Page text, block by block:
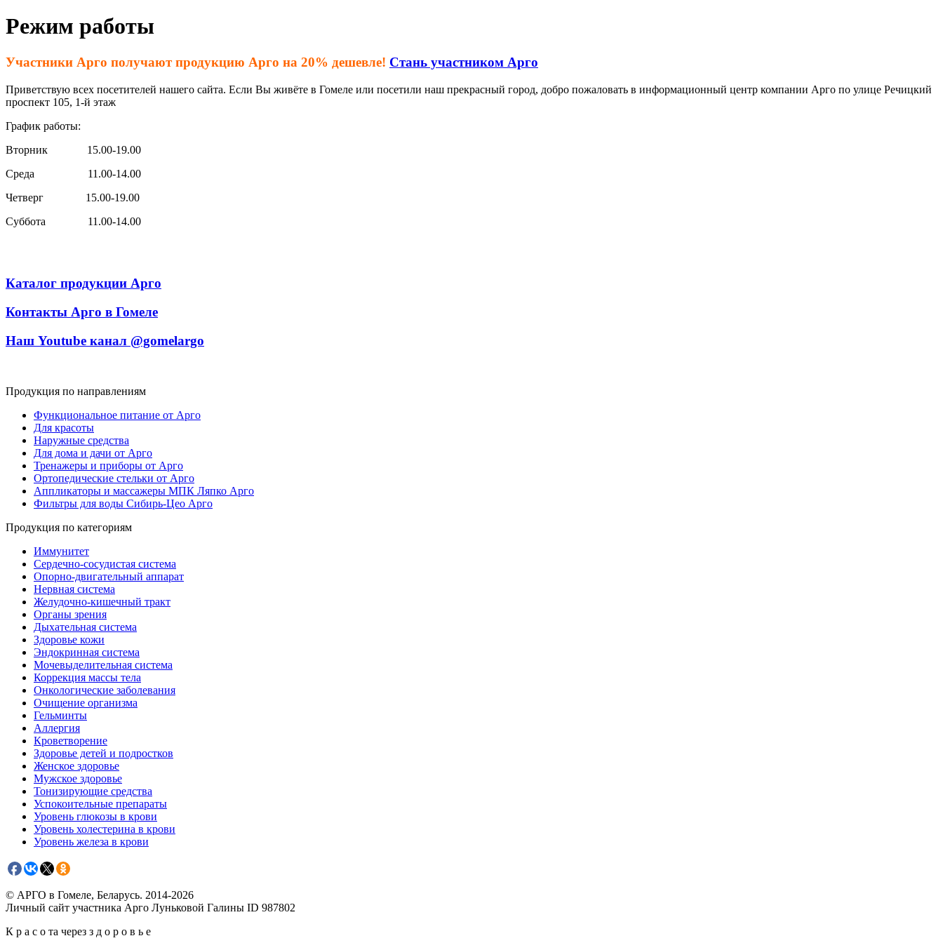
Режим работы
Участники Арго получают продукцию Арго на 20% дешевле! Стань участником Арго
Приветствую всех посетителей нашего сайта. Если Вы живёте в Гомеле или посетили наш прекрасный город, добро пожаловать в информационный центр компании Арго по улице Речицкий
проспект 105, 1-й этаж
График работы:
Вторник 15.00-19.00
Среда 11.00-14.00
Четверг 15.00-19.00
Суббота 11.00-14.00
Каталог продукции Арго
Контакты Арго в Гомеле
Наш Youtube канал @gomelargo
Продукция по направлениям
Функциональное питание от Арго
Для красоты
Наружные средства
Для дома и дачи от Арго
Тренажеры и приборы от Арго
Ортопедические стельки от Арго
Аппликаторы и массажеры МПК Ляпко Арго
Фильтры для воды Сибирь-Цео Арго
Продукция по категориям
Иммунитет
Сердечно-сосудистая система
Опорно-двигательный аппарат
Нервная система
Желудочно-кишечный тракт
Органы зрения
Дыхательная система
Здоровье кожи
Эндокринная система
Мочевыделительная система
Коррекция массы тела
Онкологические заболевания
Очищение организма
Гельминты
Аллергия
Кроветворение
Здоровье детей и подростков
Женское здоровье
Мужское здоровье
Тонизирующие средства
Успокоительные препараты
Уровень глюкозы в крови
Уровень холестерина в крови
Уровень железа в крови
© АРГО в Гомеле, Беларусь. 2014-2026
Личный сайт участника Арго Луньковой Галины ID 987802
К р а с о та через з д о р о в ь е